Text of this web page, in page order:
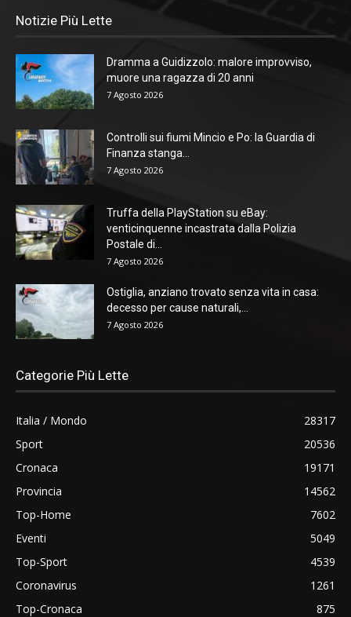
Notizie Più Lette
Dramma a Guidizzolo: malore improvviso,
muore una ragazza di 20 anni
7 Agosto 2026
Controlli sui fiumi Mincio e Po: la Guardia di
Finanza stanga...
7 Agosto 2026
Truffa della PlayStation su eBay:
venticinquenne incastrata dalla Polizia
Postale di...
7 Agosto 2026
Ostiglia, anziano trovato senza vita in casa:
decesso per cause naturali,...
7 Agosto 2026
Categorie Più Lette
Italia / Mondo
28317
Sport
20536
Cronaca
19171
Provincia
14562
Top-Home
7602
Eventi
5049
Top-Sport
4539
Coronavirus
1261
Top-Cronaca
875